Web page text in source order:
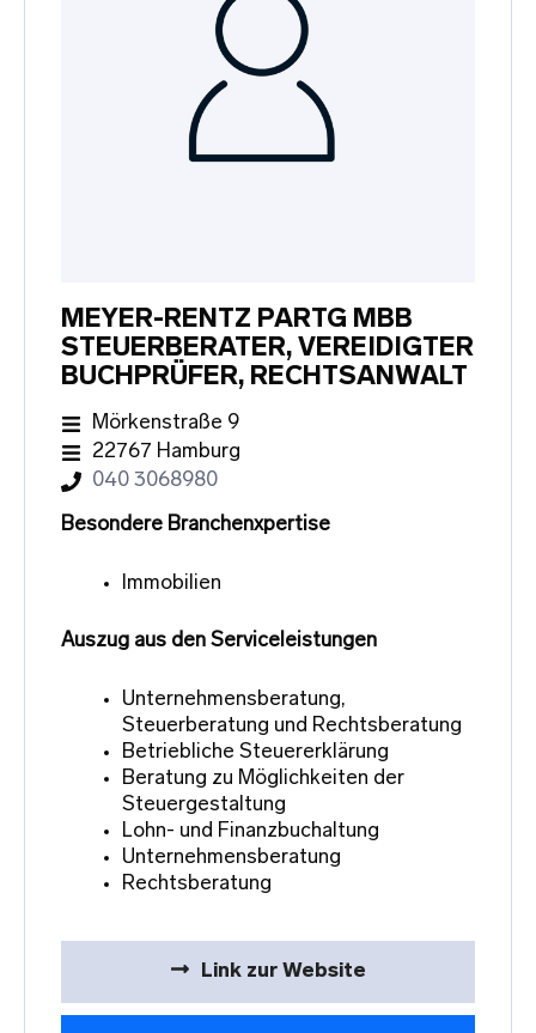
MEYER-RENTZ PARTG MBB
STEUERBERATER, VEREIDIGTER
BUCHPRÜFER, RECHTSANWALT
Mörkenstraße 9
22767 Hamburg
040 3068980
Besondere Branchenxpertise
Immobilien
Auszug aus den Serviceleistungen
Unternehmensberatung,
Steuerberatung und Rechtsberatung
Betriebliche Steuererklärung
Beratung zu Möglichkeiten der
Steuergestaltung
Lohn- und Finanzbuchaltung
Unternehmensberatung
Rechtsberatung
Link zur Website